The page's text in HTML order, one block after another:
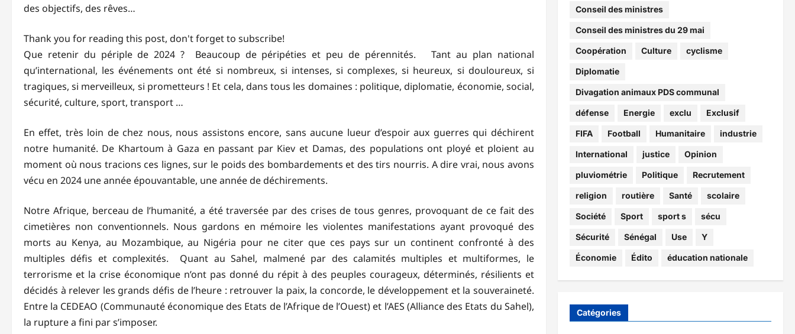
des objectifs, des rêves…
Thank you for reading this post, don't forget to subscribe!
Que retenir du périple de 2024 ? Beaucoup de péripéties et peu de pérennités. Tant au plan national
qu’international, les événements ont été si nombreux, si intenses, si complexes, si heureux, si douloureux, si
tragiques, si merveilleux, si prometteurs ! Et cela, dans tous les domaines : politique, diplomatie, économie, social,
sécurité, culture, sport, transport …
En effet, très loin de chez nous, nous assistons encore, sans aucune lueur d’espoir aux guerres qui déchirent
notre humanité. De Khartoum à Gaza en passant par Kiev et Damas, des populations ont ployé et ploient au
moment où nous tracions ces lignes, sur le poids des bombardements et des tirs nourris. A dire vrai, nous avons
vécu en 2024 une année épouvantable, une année de déchirements.
Notre Afrique, berceau de l’humanité, a été traversée par des crises de tous genres, provoquant de ce fait des
cimetières non conventionnels. Nous gardons en mémoire les violentes manifestations ayant provoqué des
morts au Kenya, au Mozambique, au Nigéria pour ne citer que ces pays sur un continent confronté à des
multiples défis et complexités. Quant au Sahel, malmené par des calamités multiples et multiformes, le
terrorisme et la crise économique n’ont pas donné du répit à des peuples courageux, déterminés, résilients et
décidés à relever les grands défis de l’heure : retrouver la paix, la concorde, le développement et la souveraineté.
Entre la CEDEAO (Communauté économique des Etats de l’Afrique de l’Ouest) et l’AES (Alliance des Etats du Sahel),
la rupture a fini par s’imposer.
Conseil des ministres
Conseil des ministres du 29 mai
Coopération Culture cyclisme
Diplomatie
Divagation animaux PDS communal
défense Energie exclu Exclusif
FIFA Football Humanitaire industrie
International justice Opinion
pluviométrie Politique Recrutement
religion routière Santé scolaire
Société Sport sport s sécu
Sécurité Sénégal Use Y
Économie Édito éducation nationale
Catégories